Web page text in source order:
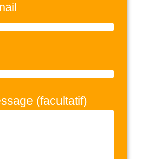
(facultatif)